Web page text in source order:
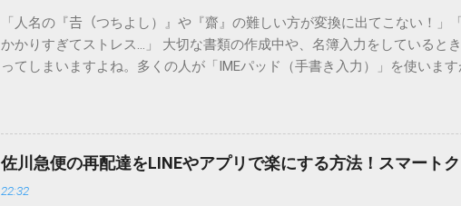
「人名の『𠮷（つちよし）』や『齋』の難しい方が変換に出てこない！
かかりすぎてストレス…」 大切な書類の作成中や、名簿入力をしていると
ってしまいますよね。多くの人が「IMEパッド（手書き入力）」を使いま
ードを打ち込むだけで一瞬で旧字や外字、特殊記号を呼び出す「文字コ
この方法をマスターすれば、もう難しい漢字の入力で手を止める必要はあ
が出てこないのか？ そもそも、なぜ普通の変換で出てこない漢字があるの
認識する仕組みにあります。 日本のパソコンで一般的に使われる漢字は、
準」「第2水準」といった形で整理されています。しかし、人名や地名に
佐川急便の再配達をLINEやアプリで楽にする方法！スマート
22:32